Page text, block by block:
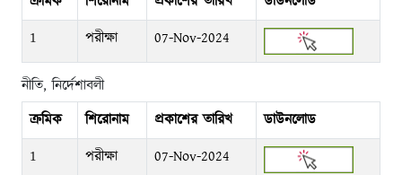
1
পরীক্ষা 07-Nov-2024
নীতি, নির্দেশাবলী
ক্রমিক
শিরোনাম প্রকাশের তারিখ
ডাউনলোড
1
পরীক্ষা 07-Nov-2024